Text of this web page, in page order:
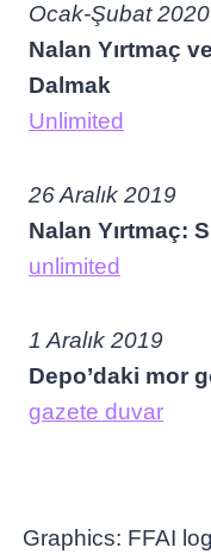
Ocak-Şubat 2020
Nalan Yırtmaç
Dalmak
Unlimited
26 Aralık 2019
Nalan Yırtmaç:
unlimited
1 Aralık 2019
Depo’daki mor
gazete duvar